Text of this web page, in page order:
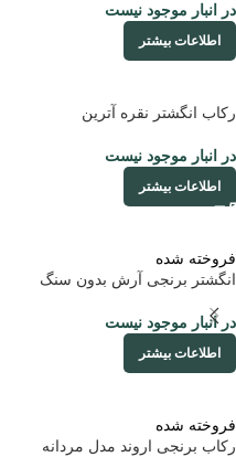
در انبار موجود نیست
اطلاعات بیشتر
رکاب انگشتر نقره آترین
در انبار موجود نیست
اطلاعات بیشتر
فروخته شده
انگشتر برنجی آرش بدون سنگ
در انبار موجود نیست
اطلاعات بیشتر
فروخته شده
رکاب برنجی اروند مدل مردانه